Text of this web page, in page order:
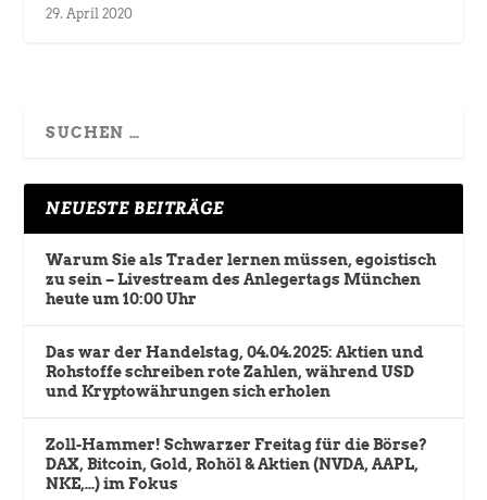
29. April 2020
NEUESTE BEITRÄGE
Warum Sie als Trader lernen müssen, egoistisch
zu sein – Livestream des Anlegertags München
heute um 10:00 Uhr
Das war der Handelstag, 04.04.2025: Aktien und
Rohstoffe schreiben rote Zahlen, während USD
und Kryptowährungen sich erholen
Zoll-Hammer! Schwarzer Freitag für die Börse?
DAX, Bitcoin, Gold, Rohöl & Aktien (NVDA, AAPL,
NKE,…) im Fokus